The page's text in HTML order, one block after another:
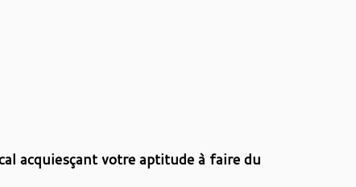
acquiesçant votre aptitude à faire du